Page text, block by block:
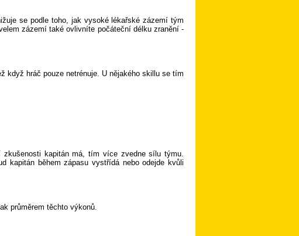
se podle toho, jak vysoké lékařské zázemí tým
zázemí také ovlivníte počáteční délku zranění -
když hráč pouze netrénuje. U nějakého skillu se tím
kapitán má, tím více zvedne sílu týmu.
kapitán během zápasu vystřídá nebo odejde kvůli
průměrem těchto výkonů.